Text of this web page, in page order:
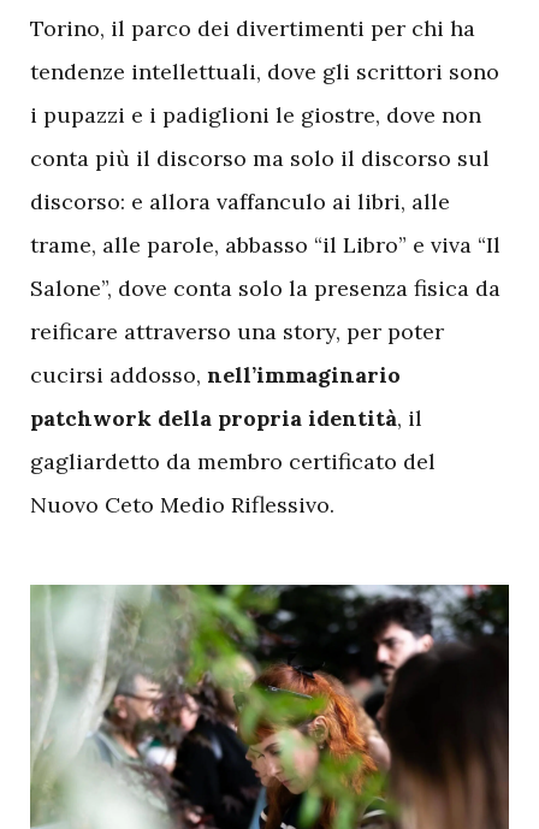
Torino, il parco dei divertimenti per chi ha
tendenze intellettuali, dove gli scrittori sono
i pupazzi e i padiglioni le giostre, dove non
conta più il discorso ma solo il discorso sul
discorso: e allora vaffanculo ai libri, alle
trame, alle parole, abbasso “il Libro” e viva “Il
Salone”, dove conta solo la presenza fisica da
reificare attraverso una story, per poter
cucirsi addosso, nell’immaginario
patchwork della propria identità, il
gagliardetto da membro certificato del
Nuovo Ceto Medio Riflessivo.